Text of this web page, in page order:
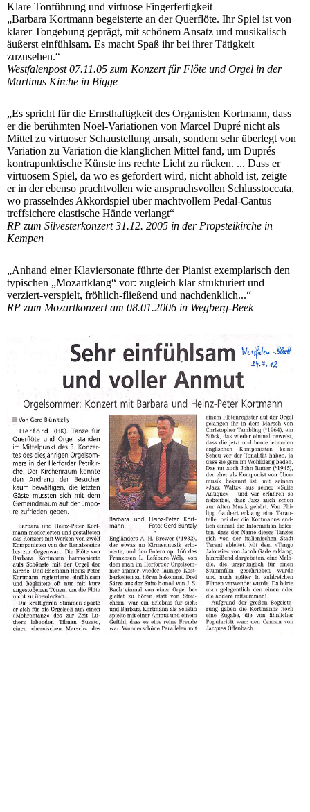
Klare Tonführung und virtuose Fingerfertigkeit
„Barbara Kortmann begeisterte an der Querflöte. Ihr Spiel ist von
klarer Tongebung geprägt, mit schönem Ansatz und musikalisch
äußerst einfühlsam. Es macht Spaß ihr bei ihrer Tätigkeit
zuzusehen.“
Westfalenpost 07.11.05 zum Konzert für Flöte und Orgel in der
Martinus Kirche in Bigge
„Es spricht für die Ernsthaftigkeit des Organisten Kortmann, dass
er die berühmten Noel-Variationen von Marcel Dupré nicht als
Mittel zu virtuoser Schaustellung ansah, sondern sehr überlegt von
Variation zu Variation die klanglichen Mittel fand, um Duprés
kontrapunktische Künste ins rechte Licht zu rücken. ... Dass er
virtuosem Spiel, da wo es gefordert wird, nicht abhold ist, zeigte
er in der ebenso prachtvollen wie anspruchsvollen Schlusstoccata,
wo prasselndes Akkordspiel über machtvollem Pedal-Cantus
treffsichere elastische Hände verlangt“
RP zum Silvesterkonzert 31.12. 2005 in der Propsteikirche in
Kempen
„Anhand einer Klaviersonate führte der Pianist exemplarisch den
typischen „Mozartklang“ vor: zugleich klar strukturiert und
verziert-verspielt, fröhlich-fließend und nachdenklich...“
RP zum Mozartkonzert am 08.01.2006 in Wegberg-Beek